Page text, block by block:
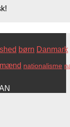
børn Danmark
mænd nationalisme